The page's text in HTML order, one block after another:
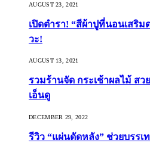
AUGUST 23, 2021
เปิดตำรา! “สีผ้าปูที่นอนเสริม
วะ!
AUGUST 13, 2021
รวมร้านจัด กระเช้าผลไม้ สว
เอ็นดู
DECEMBER 29, 2022
รีวิว “แผ่นดัดหลัง” ช่วยบรรเ